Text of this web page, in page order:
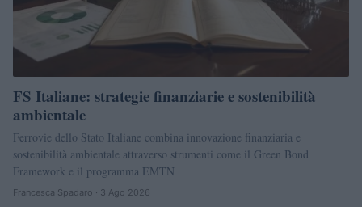
FS Italiane: strategie finanziarie e sostenibilità
ambientale
Ferrovie dello Stato Italiane combina innovazione finanziaria e
sostenibilità ambientale attraverso strumenti come il Green Bond
Framework e il programma EMTN
Francesca Spadaro · 3 Ago 2026